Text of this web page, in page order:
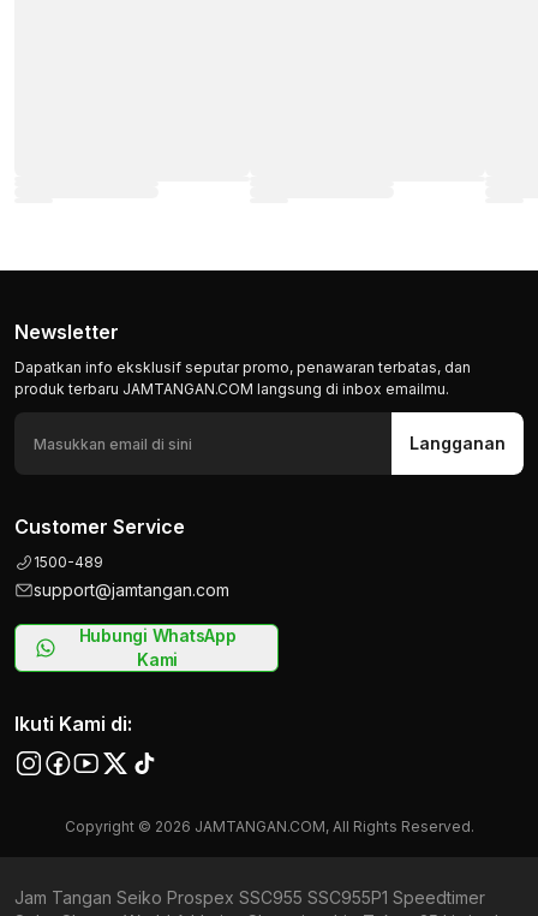
Newsletter
Dapatkan info eksklusif seputar promo, penawaran terbatas, dan
produk terbaru JAMTANGAN.COM langsung di inbox emailmu.
Langganan
Customer Service
1500-489
support@jamtangan.com
Hubungi WhatsApp
Kami
Ikuti Kami di:
Copyright © 2026 JAMTANGAN.COM, All Rights Reserved.
Jam Tangan Seiko Prospex SSC955 SSC955P1 Speedtimer